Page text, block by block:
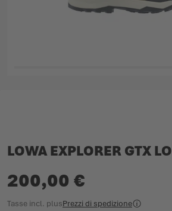
LOWA EXPLORER GTX LO
200,00 €
Tasse incl. plusPrezzi di spedizione